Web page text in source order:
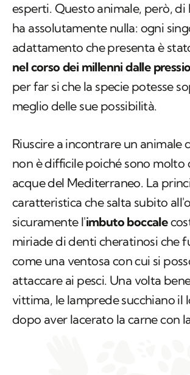
esperti. Questo animale, però,
ha assolutamente nulla: ogni
adattamento che presenta è
nel corso dei millenni dalle
per far si che la specie potesse
meglio delle sue possibilità.
Riuscire a incontrare un animale
non è difficile poiché sono molto
acque del Mediterraneo. La
caratteristica che salta subito
sicuramente l'imbuto boccale
miriade di denti cheratinosi che
come una ventosa con cui si
attaccare ai pesci. Una volta
vittima, le lamprede succhiano il
dopo aver lacerato la carne con